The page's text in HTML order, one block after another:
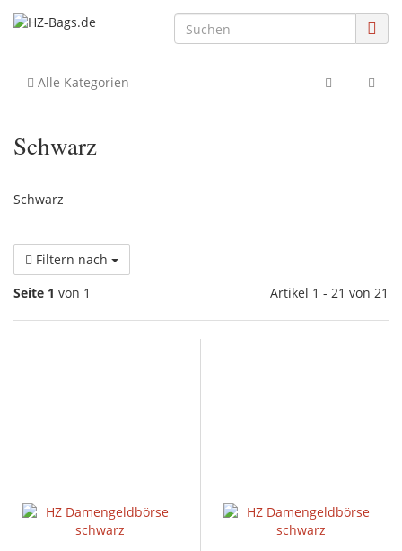
Alle Kategorien
Schwarz
Schwarz
Filtern nach
Seite 1 von 1 Artikel 1 - 21 von 21